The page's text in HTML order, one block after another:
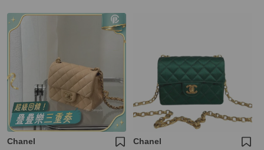
Chanel Chanel